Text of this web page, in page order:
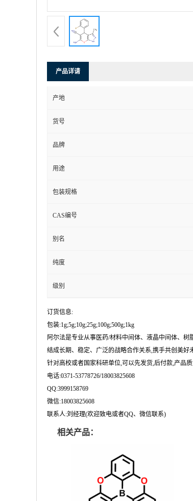
产品详请
产地
货号
品牌
用途
包装规格
CAS编号
别名
纯度
级别
订货信息:
包装:1g;5g;10g;25g;100g;500g;1kg
阿尔法是专业从事医药/材料中间体、液晶中间体、
结成长期、稳定、广泛的战略合作关系,携手共创美
针对高校或者国家科研单位,可以先发货,后付款,产品
电话:0371-53778726/18003825608
QQ:3999158769
微信:18003825608
联系人:刘经理(欢迎致电或者QQ、微信联系)
相关产品：